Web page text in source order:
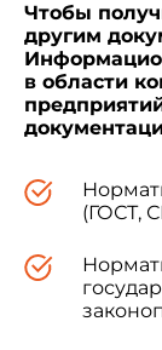
Чтобы
другим
в области
(ГОСТ,